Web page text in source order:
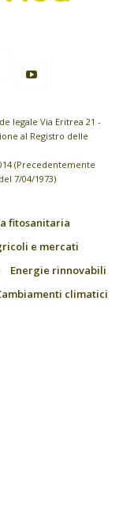
legale Via Eritrea 21 -
al Registro delle
(Precedentemente
7/04/1973)
fitosanitaria
e mercati
Energie rinnovabili
climatici